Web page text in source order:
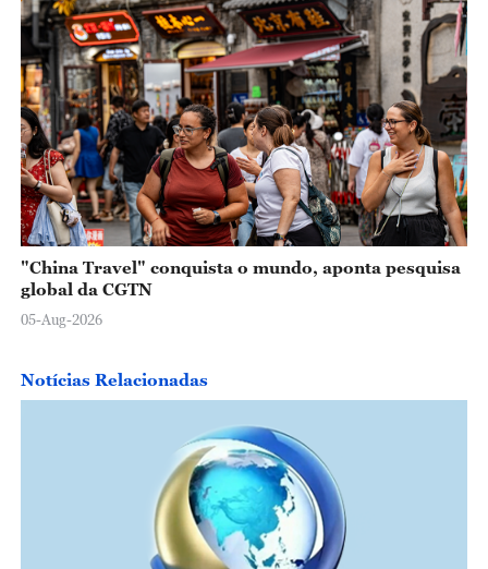
"China Travel" conquista o mundo, aponta pesquisa
global da CGTN
05-Aug-2026
Notícias Relacionadas